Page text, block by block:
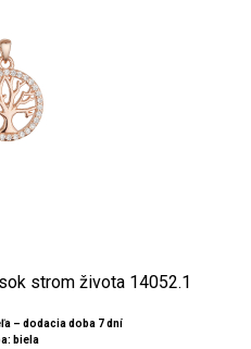
strom života 14052.1
– dodacia doba 7 dní
biela